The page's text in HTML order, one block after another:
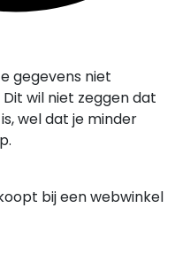
gegevens niet
wil niet zeggen dat
wel dat je minder
bij een webwinkel